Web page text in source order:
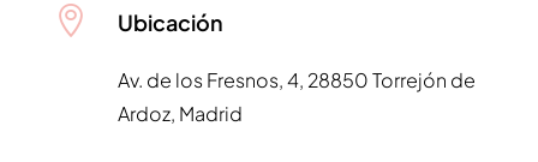
 Ubicación
Av. de los Fresnos, 4, 28850 Torrejón de
Ardoz, Madrid